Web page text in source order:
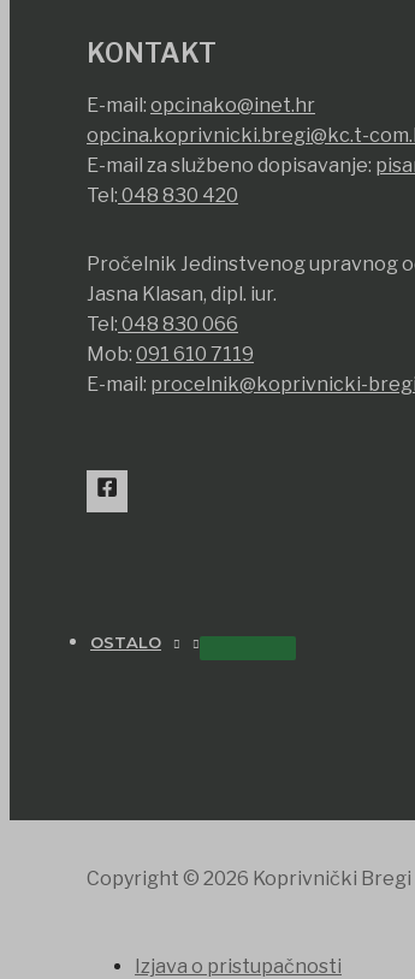
OSTALO
KONTAKT
E-mail: opcinako@inet.hr
opcina.koprivnicki.bregi@kc.t-
E-mail za službeno dopisavanje:
Tel: 048 830 420
Pročelnik Jedinstvenog upravnog
Jasna Klasan, dipl. iur.
Tel: 048 830 066
Mob: 091 610 7119
E-mail: procelnik@koprivnicki-
Copyright © 2026 Koprivnički Bregi
Izjava o pristupačnosti